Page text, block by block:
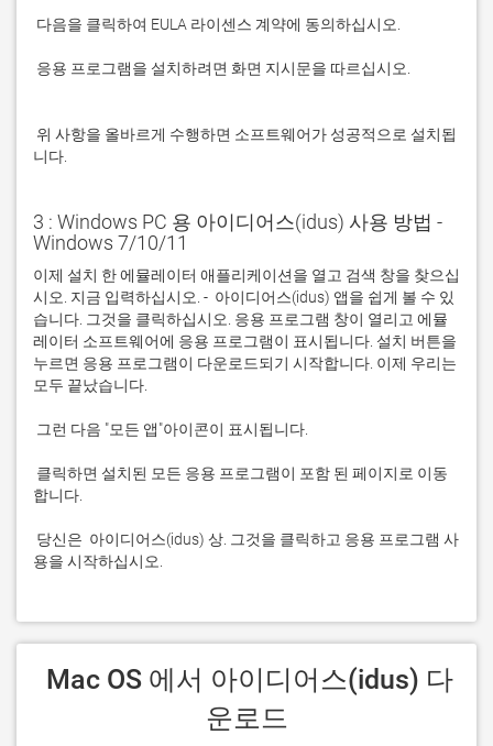
니다.
3 : Windows PC 용 아이디어스(idus) 사용 방법 -
Windows 7/10/11
이제 설치 한 에뮬레이터 애플리케이션을 열고 검색 창을 찾으십
시오. 지금 입력하십시오. -  아이디어스(idus) 앱을 쉽게 볼 수 있
습니다. 그것을 클릭하십시오. 응용 프로그램 창이 열리고 에뮬
레이터 소프트웨어에 응용 프로그램이 표시됩니다. 설치 버튼을
누르면 응용 프로그램이 다운로드되기 시작합니다. 이제 우리는
용을 시작하십시오.
운로드